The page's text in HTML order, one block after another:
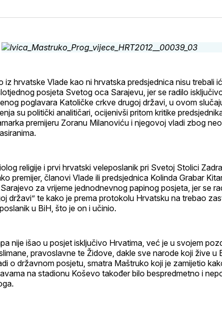
Facebook
iz hrvatske Vlade kao ni hrvatska predsjednica nisu trebali
posjeta Svetog oca Sarajevu, jer se radilo
poglavara Katoličke crkve drugoj državi, u ovom
su politički analitičari, ocijenivši pritom kritike
premijeru Zoranu Milanoviću i njegovoj vladi zbog
religije i prvi hrvatski veleposlanik pri Svetoj Stolici
premijer, članovi Vlade ili predsjednica Kolinda Grabar
za vrijeme jednodnevnog papinog posjeta, jer se
državi” te kako je prema protokolu Hrvatsku na trebao
u BiH, što je on i učinio.
nije išao u posjet isključivo Hrvatima, već je u svojem
pravoslavne te Židove, dakle sve narode koji žive u
o državnom posjetu, smatra Maštruko koji je zamijetio
na stadionu Koševo također bilo bespredmetno i